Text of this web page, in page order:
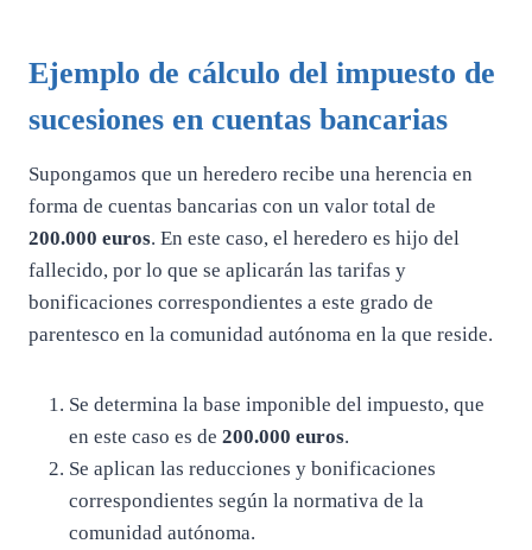
Ejemplo de cálculo del impuesto de
sucesiones en cuentas bancarias
Supongamos que un heredero recibe una herencia en
forma de cuentas bancarias con un valor total de
200.000 euros. En este caso, el heredero es hijo del
fallecido, por lo que se aplicarán las tarifas y
bonificaciones correspondientes a este grado de
parentesco en la comunidad autónoma en la que reside.
Se determina la base imponible del impuesto, que
en este caso es de 200.000 euros.
Se aplican las reducciones y bonificaciones
correspondientes según la normativa de la
comunidad autónoma.